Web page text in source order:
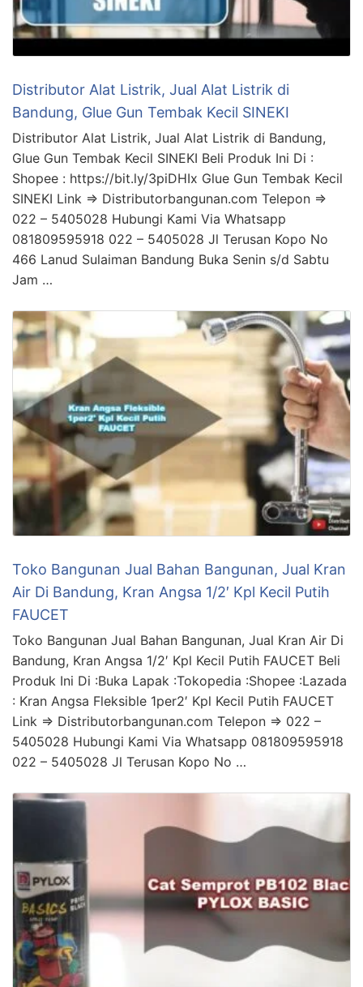
Distributor Alat Listrik, Jual Alat Listrik di
Bandung, Glue Gun Tembak Kecil SINEKI
Distributor Alat Listrik, Jual Alat Listrik di Bandung,
Glue Gun Tembak Kecil SINEKI Beli Produk Ini Di :
Shopee : https://bit.ly/3piDHIx Glue Gun Tembak Kecil
SINEKI Link => Distributorbangunan.com Telepon =>
022 – 5405028 Hubungi Kami Via Whatsapp
081809595918 022 – 5405028 Jl Terusan Kopo No
466 Lanud Sulaiman Bandung Buka Senin s/d Sabtu
Jam …
Toko Bangunan Jual Bahan Bangunan, Jual Kran
Air Di Bandung, Kran Angsa 1/2′ Kpl Kecil Putih
FAUCET
Toko Bangunan Jual Bahan Bangunan, Jual Kran Air Di
Bandung, Kran Angsa 1/2′ Kpl Kecil Putih FAUCET Beli
Produk Ini Di :Buka Lapak :Tokopedia :Shopee :Lazada
: Kran Angsa Fleksible 1per2′ Kpl Kecil Putih FAUCET
Link => Distributorbangunan.com Telepon => 022 –
5405028 Hubungi Kami Via Whatsapp 081809595918
022 – 5405028 Jl Terusan Kopo No …